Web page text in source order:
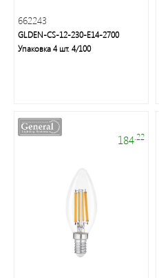
декоративное
662243
GLDEN-CS-12-230-E14-2700
Упаковка 4 шт. 4/100
184 .22